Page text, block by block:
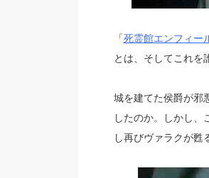
「死霊館エンフィー
とは、そしてこれを
城を建てた侯爵が邪
したのか。しかし、
し再びヴァラクが甦